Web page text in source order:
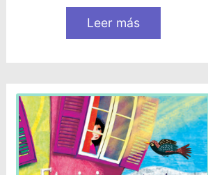
Leer más